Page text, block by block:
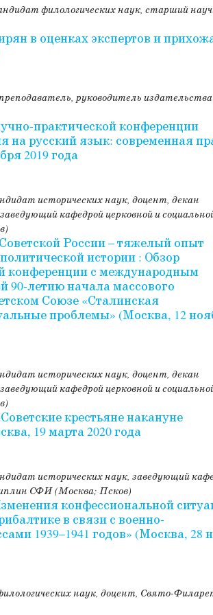
филологических наук, старший
в оценках экспертов и
руководитель
практической конференции
на русский язык: современная
2019 года
исторических наук, доцент, декан
кафедрой церковной и
России – тяжелый опыт
истории : Обзор
конференции с международным
90-летию начала массового
Союзе «Сталинская
проблемы» (Москва, 12
исторических наук, доцент, декан
кафедрой церковной и
крестьяне накануне
19 марта 2020 года
исторических наук, заведующий
СФИ (Москва; Псков)
конфессиональной
в связи с военно-
1939–1941 годов» (Москва, 28
наук, доцент, Свято-